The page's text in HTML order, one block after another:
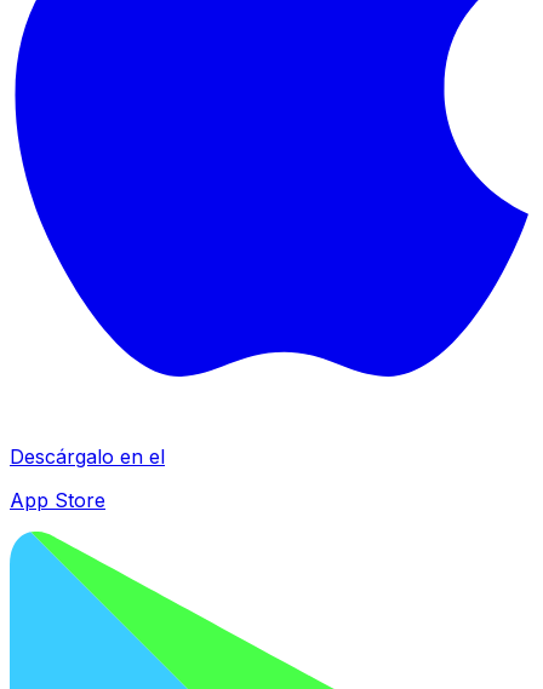
Descárgalo en el
App Store